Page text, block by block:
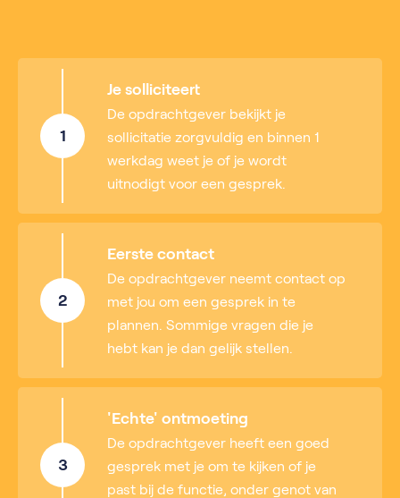
1
Je solliciteert
De opdrachtgever bekijkt je
sollicitatie zorgvuldig en binnen 1
werkdag weet je of je wordt
uitnodigt voor een gesprek.
2
Eerste contact
De opdrachtgever neemt contact op
met jou om een gesprek in te
plannen. Sommige vragen die je
hebt kan je dan gelijk stellen.
3
'Echte' ontmoeting
De opdrachtgever heeft een goed
gesprek met je om te kijken of je
past bij de functie, onder genot van